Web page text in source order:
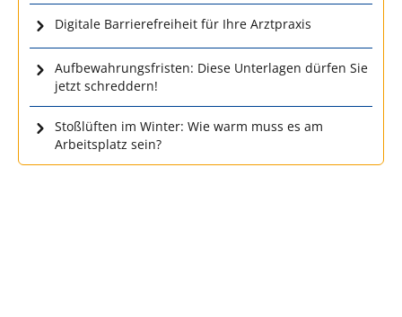
Digitale Barrierefreiheit für Ihre Arztpraxis
Aufbewahrungsfristen: Diese Unterlagen dürfen Sie
jetzt schreddern!
Stoßlüften im Winter: Wie warm muss es am
Arbeitsplatz sein?